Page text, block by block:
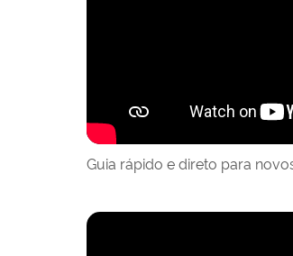
Guia rápido e direto para